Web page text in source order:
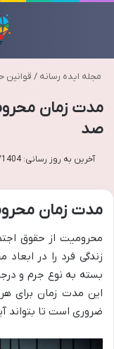
مجله ایده رسانه / قوانین
مدت زمان
صد
آخرین به روز رسانی: 05/07/1404
مدت زمان
محرومیت از حقوق
زندگی فرد را در
بسته به نوع جرم و
این مدت زمان برای
ضروری است تا بتواند